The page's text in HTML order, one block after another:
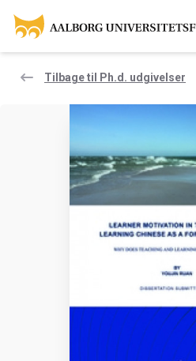
Tilbage til Ph.d. udgivelser